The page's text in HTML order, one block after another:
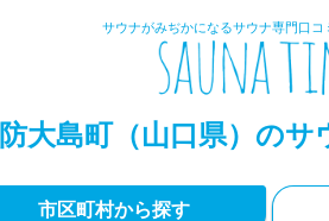
サウナがみぢかになるサウナ専門口コ
大島町（山口県）のサ
市区町村から探す